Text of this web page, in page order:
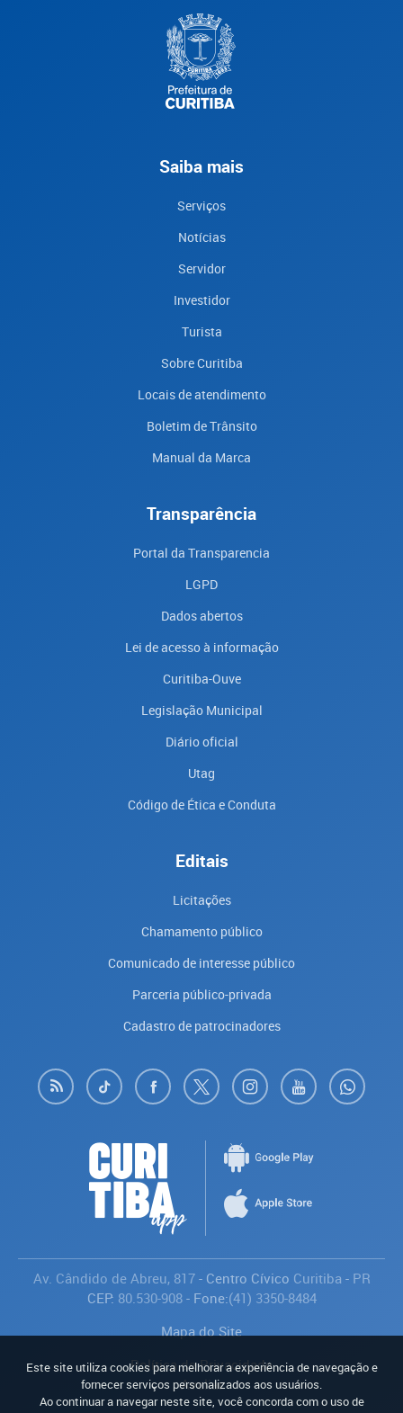
Saiba mais
Serviços
Notícias
Servidor
Investidor
Turista
Sobre Curitiba
Locais de atendimento
Boletim de Trânsito
Manual da Marca
Transparência
Portal da Transparencia
LGPD
Dados abertos
Lei de acesso à informação
Curitiba-Ouve
Legislação Municipal
Diário oficial
Utag
Código de Ética e Conduta
Editais
Licitações
Chamamento público
Comunicado de interesse público
Parceria público-privada
Cadastro de patrocinadores
Av. Cândido de Abreu, 817- Centro Cívico Curitiba- PR
CEP: 80.530-908- Fone:(41) 3350-8484
Mapa do Site
Política de Privacidade
Avaliar
Este site utiliza cookies para melhorar a experiência de navegação e
fornecer serviços personalizados aos usuários.
Ao continuar a navegar neste site, você concorda com o uso de